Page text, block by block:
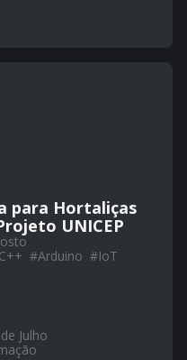
para Hortaliças
UNICEP
C++ #Arduino #IoT
Julho